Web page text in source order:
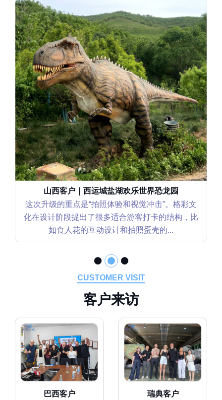
辽宁客户｜沈阳世博园恐龙花园
这个恐龙花园项目我们更关注“互动性和可持续运
营”。格彩文化在设计上不仅考虑视觉效果，还重
点强化了坐骑类互动装置的安全性和...
CUSTOMER VISIT
客户来访
巴西客户 瑞典客户